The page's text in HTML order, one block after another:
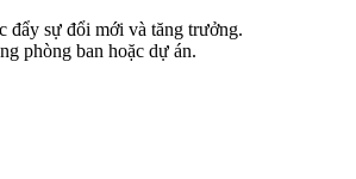
đẩy sự đổi mới và tăng trưởng.
phòng ban hoặc dự án.